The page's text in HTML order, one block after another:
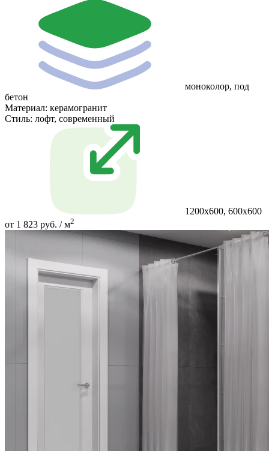
моноколор, под
бетон
Материал: керамогранит
Стиль: лофт, современный
1200х600, 600х600
от 1 823 руб. / м2